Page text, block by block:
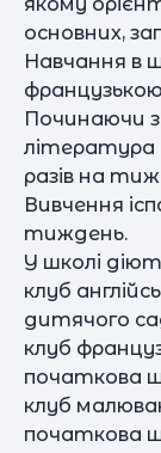
основних,
Навчання в
Починаючи з
література
разів на
Вивчення
тиждень.
У школі
клуб
дитячого
клуб
початкова
клуб
початкова